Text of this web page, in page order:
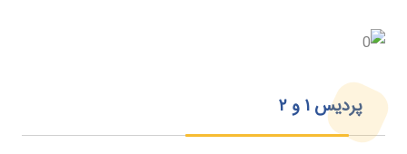
پردیس۱و۲